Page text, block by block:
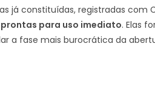
já constituídas, registradas com
para uso imediato. Elas
a fase mais burocrática da